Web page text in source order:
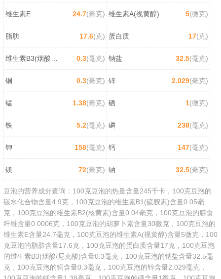
维生素E 24.7(毫克) 维生素A(视黄醇) 5(微克)
脂肪 17.6(克) 蛋白质 17(克)
0.3(毫克) 钠盐 32.5(毫克)
铜 0.3(毫克) 锌 2.029(毫克)
锰 1.38(毫克) 硒 1(微克)
铁 5.2(毫克) 磷 238(毫克)
钾 158(毫克) 钙 147(毫克)
镁 72(毫克) 钠 32.5(毫克)
豆泡的营养成分查询：100克豆泡的热量含量245千卡，100克豆泡的
碳水化合物含量4.9克，100克豆泡的维生素B1(硫胺素)含量0.05毫
克，100克豆泡的维生素B2(核黄素)含量0.04毫克，100克豆泡的膳食
纤维含量0.0006克，100克豆泡的胡萝卜素含量30微克，100克豆泡的
维生素E含量24.7毫克，100克豆泡的维生素A(视黄醇)含量5微克，100
克豆泡的脂肪含量17.6克，100克豆泡的蛋白质含量17克，100克豆泡
的维生素B3(烟酸/尼克酸)含量0.3毫克，100克豆泡的钠盐含量32.5毫
克，100克豆泡的铜含量0.3毫克，100克豆泡的锌含量2.029毫克，